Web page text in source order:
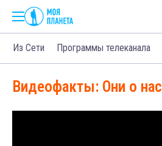
Из Сети Программы телеканала
Видеофакты: Они о нас